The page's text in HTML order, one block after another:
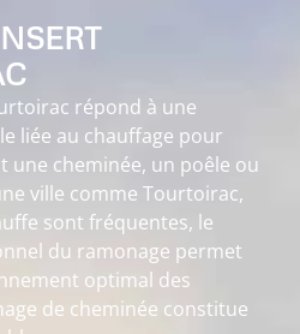
répond à une
liée au chauffage pour
une cheminée, un poêle ou
ville comme Tourtoirac,
sont fréquentes, le
du ramonage permet
optimal des
de cheminée constitue